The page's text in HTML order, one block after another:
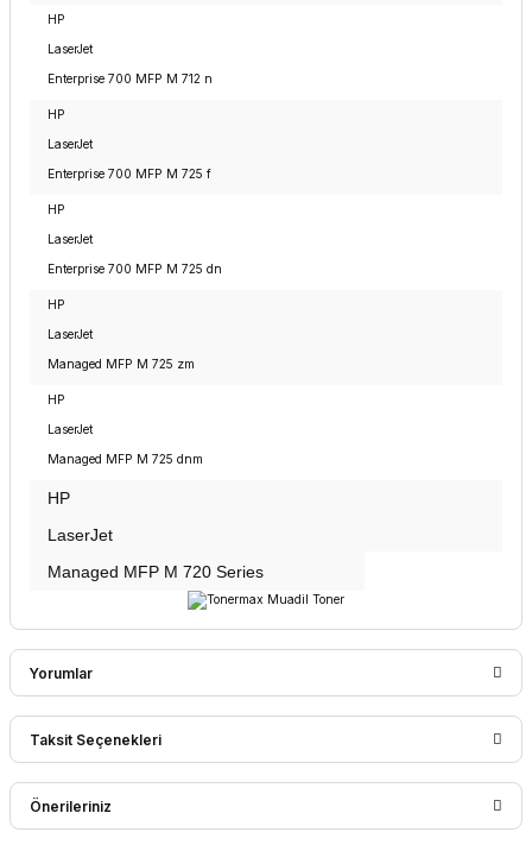
HP
LaserJet
Enterprise 700 MFP M 712 n
HP
LaserJet
Enterprise 700 MFP M 725 f
HP
LaserJet
Enterprise 700 MFP M 725 dn
HP
LaserJet
Managed MFP M 725 zm
HP
LaserJet
Managed MFP M 725 dnm
HP
LaserJet
Managed MFP M 720 Series
Yorumlar
Bu ürüne ilk yorumu siz yapın!
Taksit Seçenekleri
Önerileriniz